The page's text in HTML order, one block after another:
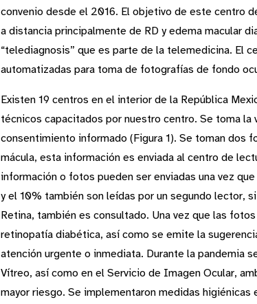
convenio desde el 2016. El objetivo de este centro
a distancia principalmente de RD y edema macular
“telediagnosis” que es parte de la telemedicina. El
automatizadas para toma de fotografías de fondo
Existen 19 centros en el interior de la República
técnicos capacitados por nuestro centro. Se toma
consentimiento informado (Figura 1). Se toman dos
mácula, esta información es enviada al centro de
información o fotos pueden ser enviadas una vez
y el 10% también son leídas por un segundo lector,
Retina, también es consultado. Una vez que las
retinopatía diabética, así como se emite la
atención urgente o inmediata. Durante la pandemia
Vítreo, así como en el Servicio de Imagen Ocular,
mayor riesgo. Se implementaron medidas